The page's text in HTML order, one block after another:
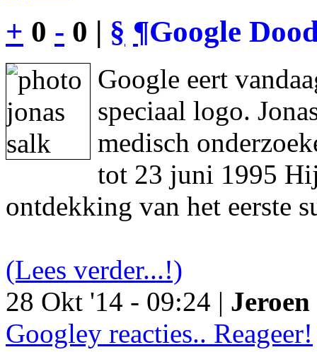
+ 0 - 0 | § ¶Google
Google eert
speciaal logo.
medisch
tot 23 juni 1995
ontdekking van het eerste
(Lees verder...!)
28 Okt '14 - 09:24 |
Googley reacties.. Reageer!